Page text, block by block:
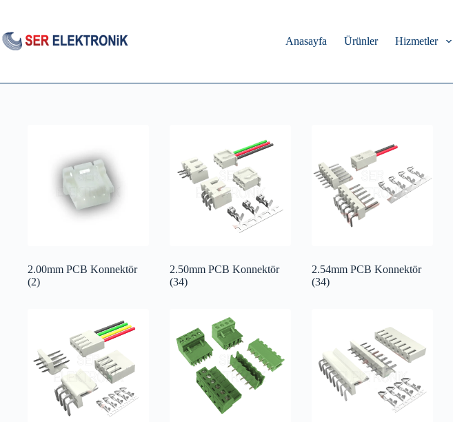
content
Anasayfa
Ürünler Hizmetler
2.00mm PCB Konnektör
(2)
2.50mm PCB Konnektör
(34)
2.54mm PCB Konnektör
(34)